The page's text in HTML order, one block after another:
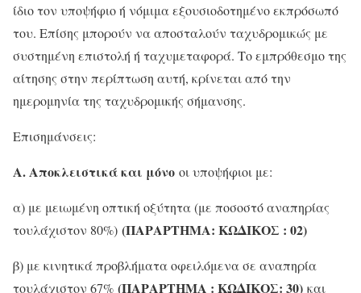
ίδιο τον υποψήφιο ή νόμιμα εξουσιοδοτημένο εκπρόσωπό
του. Επίσης μπορούν να αποσταλούν ταχυδρομικώς με
συστημένη επιστολή ή ταχυμεταφορά. Το εμπρόθεσμο της
αίτησης στην περίπτωση αυτή, κρίνεται από την
ημερομηνία της ταχυδρομικής σήμανσης.
Επισημάνσεις:
Α. Αποκλειστικά και μόνο οι υποψήφιοι με:
α) με μειωμένη οπτική οξύτητα (με ποσοστό αναπηρίας
τουλάχιστον 80%) (ΠΑΡΑΡΤΗΜΑ: ΚΩΔΙΚΟΣ : 02)
β) με κινητικά προβλήματα οφειλόμενα σε αναπηρία
τουλάχιστον 67% (ΠΑΡΑΡΤΗΜΑ : ΚΩΔΙΚΟΣ: 30) και